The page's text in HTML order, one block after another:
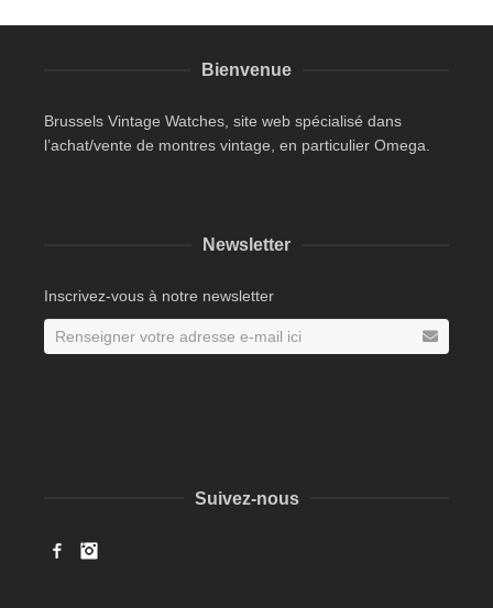
Bienvenue
Brussels Vintage Watches, site web spécialisé dans
l’achat/vente de montres vintage, en particulier Omega.
Newsletter
Inscrivez-vous à notre newsletter
Suivez-nous
Facebook